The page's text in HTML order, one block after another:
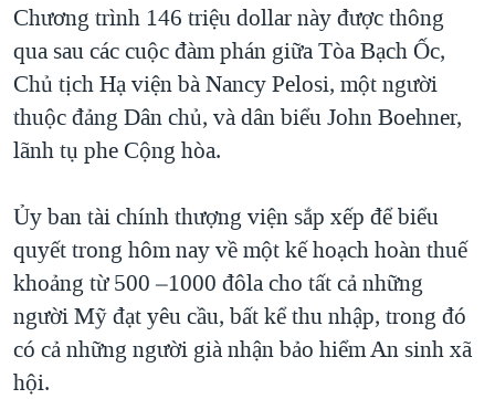
THƯỢNG ĐỈNH TRUMP-KIM TẠI VIỆT NAM
TRỊNH VĨNH BÌNH VS. CHÍNH PHỦ VIỆT NAM
NGƯ DÂN VIỆT VÀ LÀN SÓNG TRỘM HẢI SÂM
BÊN KIA QUỐC LỘ: TIẾNG VỌNG TỪ NÔNG THÔN MỸ
Chương trình 146 triệu dollar này được thông
qua sau các cuộc đàm phán giữa Tòa Bạch Ốc,
Chủ tịch Hạ viện bà Nancy Pelosi, một người
thuộc đảng Dân chủ, và dân biểu John Boehner,
lãnh tụ phe Cộng hòa.
Ủy ban tài chính thượng viện sắp xếp để biểu
quyết trong hôm nay về một kế hoạch hoàn thuế
khoảng từ 500 –1000 đôla cho tất cả những
người Mỹ đạt yêu cầu, bất kể thu nhập, trong đó
có cả những người già nhận bảo hiểm An sinh xã
hội.